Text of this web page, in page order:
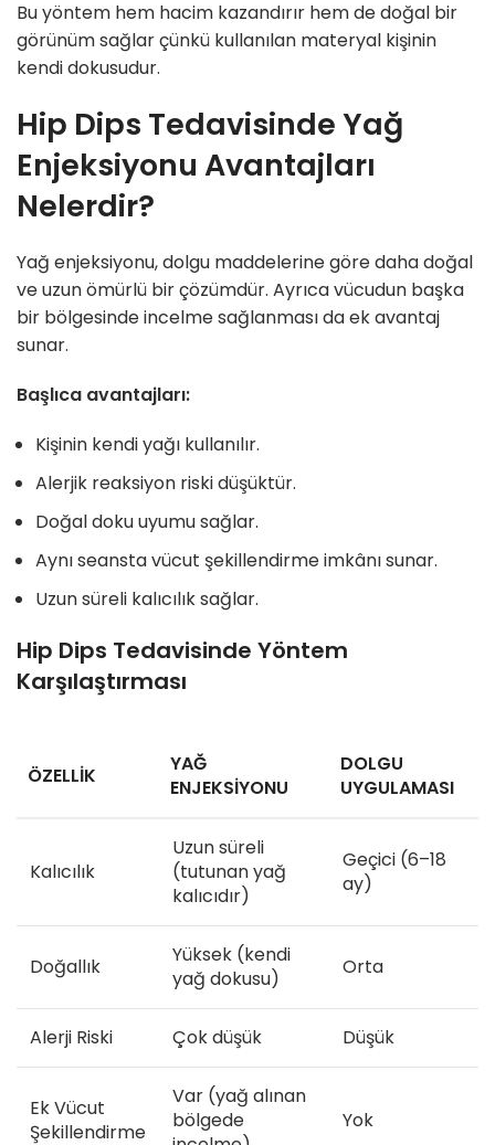
Bu yöntem hem hacim kazandırır hem de doğal bir
görünüm sağlar çünkü kullanılan materyal kişinin
kendi dokusudur.
Hip Dips Tedavisinde Yağ
Enjeksiyonu Avantajları
Nelerdir?
Yağ enjeksiyonu, dolgu maddelerine göre daha doğal
ve uzun ömürlü bir çözümdür. Ayrıca vücudun başka
bir bölgesinde incelme sağlanması da ek avantaj
sunar.
Başlıca avantajları:
Kişinin kendi yağı kullanılır.
Alerjik reaksiyon riski düşüktür.
Doğal doku uyumu sağlar.
Aynı seansta vücut şekillendirme imkânı sunar.
Uzun süreli kalıcılık sağlar.
Hip Dips Tedavisinde Yöntem
Karşılaştırması
ÖZELLIK
YAĞ
ENJEKSIYONU
DOLGU
UYGULAMASI
Kalıcılık
Uzun süreli
(tutunan yağ
kalıcıdır)
Geçici (6–18
ay)
Doğallık
Yüksek (kendi
yağ dokusu)
Orta
Alerji Riski Çok düşük Düşük
Ek Vücut
Şekillendirme
Var (yağ alınan
bölgede
Yok